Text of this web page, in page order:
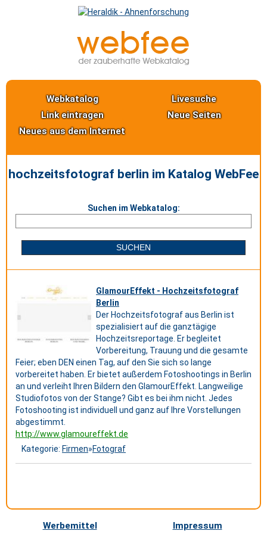
Webkatalog
Livesuche
Link eintragen
Neue Seiten
Neues aus dem Internet
hochzeitsfotograf berlin im Katalog WebFee
Suchen im Webkatalog:
GlamourEffekt - Hochzeitsfotograf
Berlin
Der Hochzeitsfotograf aus Berlin ist
spezialisiert auf die ganztägige
Hochzeitsreportage. Er begleitet
Vorbereitung, Trauung und die gesamte
Feier; eben DEN einen Tag, auf den Sie sich so lange
vorbereitet haben. Er bietet außerdem Fotoshootings in Berlin
an und verleiht Ihren Bildern den GlamourEffekt. Langweilige
Studiofotos von der Stange? Gibt es bei ihm nicht. Jedes
Fotoshooting ist individuell und ganz auf Ihre Vorstellungen
abgestimmt.
http://www.glamoureffekt.de
Kategorie: Firmen»Fotograf
Werbemittel Impressum